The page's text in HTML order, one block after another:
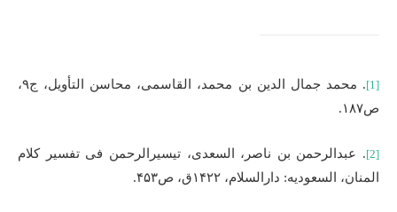
[1]
. محمد جمال الدین بن محمد، القاسمی، محاسن التأویل، ج۹،
ص۱۸۷.
[2]. عبدالرحمن بن ناصر، السعدی، تیسیرالرحمن فی تفسیر کلام
المنان، السعودیه: دارالسلام، ۱۴۲۲ق، ص۴۵۳.